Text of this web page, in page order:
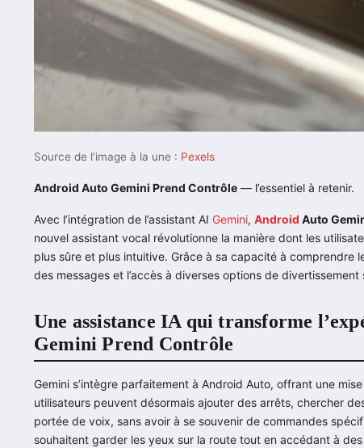
Source de l’image à la une : Pexels
Android Auto Gemini Prend Contrôle — l’essentiel à retenir.
Avec l’intégration de l’assistant AI Gemini, Android Auto
nouvel assistant vocal révolutionne la manière dont les
plus sûre et plus intuitive. Grâce à sa capacité à comprendre
des messages et l’accès à diverses options de
Une assistance IA qui transforme
Gemini Prend Contrôle
Gemini s’intègre parfaitement à Android Auto, offrant une
utilisateurs peuvent désormais ajouter des arrêts, chercher
portée de voix, sans avoir à se souvenir de commandes
souhaitent garder les yeux sur la route tout en accédant à